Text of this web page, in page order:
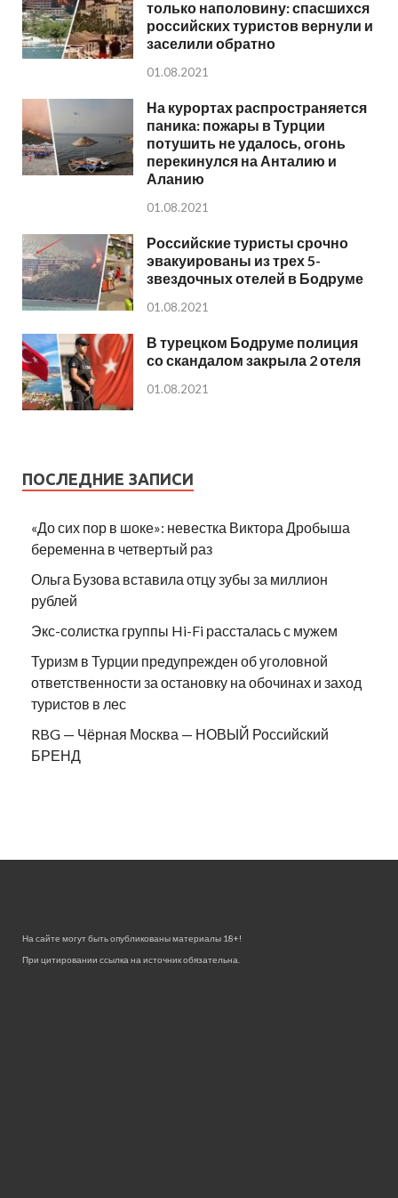
только наполовину: спасшихся
российских туристов вернули и
заселили обратно
01.08.2021
На курортах распространяется
паника: пожары в Турции
потушить не удалось, огонь
перекинулся на Анталию и
Аланию
01.08.2021
Российские туристы срочно
эвакуированы из трех 5-
звездочных отелей в Бодруме
01.08.2021
В турецком Бодруме полиция
со скандалом закрыла 2 отеля
01.08.2021
ПОСЛЕДНИЕ ЗАПИСИ
«До сих пор в шоке»: невестка Виктора Дробыша
беременна в четвертый раз
Ольга Бузова вставила отцу зубы за миллион
рублей
Экс-солистка группы Hi-Fi рассталась с мужем
Туризм в Турции предупрежден об уголовной
ответственности за остановку на обочинах и заход
туристов в лес
RBG — Чёрная Москва — НОВЫЙ Российский
БРЕНД
На сайте могут быть опубликованы материалы 18+!
При цитировании ссылка на источник обязательна.